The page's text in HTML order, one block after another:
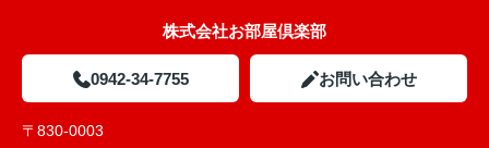
株式会社お部屋倶楽部
0942-34-7755 お問い合わせ
〒830-0003